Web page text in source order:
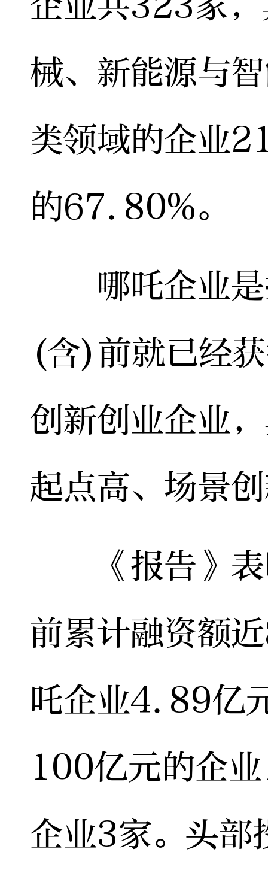
械、新能源与
类领域的企业
的67.80%。
哪吒企业是
(含)前就已经
创新创业企业
起点高、场景
《报告》表
前累计融资额
吒企业4.89亿
100亿元的企
企业3家。头部